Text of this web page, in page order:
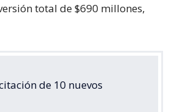
total de $690 millones,
de 10 nuevos